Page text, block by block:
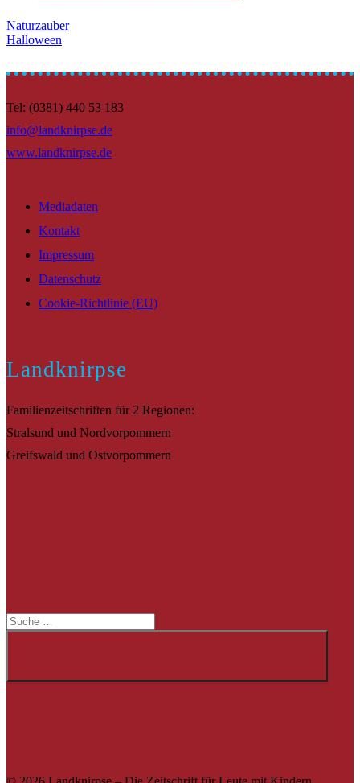
Beitragsnavigation
Vorheriger
Beitrag
Naturzauber
Nächster
Halloween
Tel: (0381) 440 53 183
info@landknirpse.de
www.landknirpse.de
Mediadaten
Kontakt
Impressum
Datenschutz
Cookie-Richtlinie (EU)
Landknirpse
Familienzeitschriften für 2 Regionen:
Stralsund und Nordvorpommern
Greifswald und Ostvorpommern